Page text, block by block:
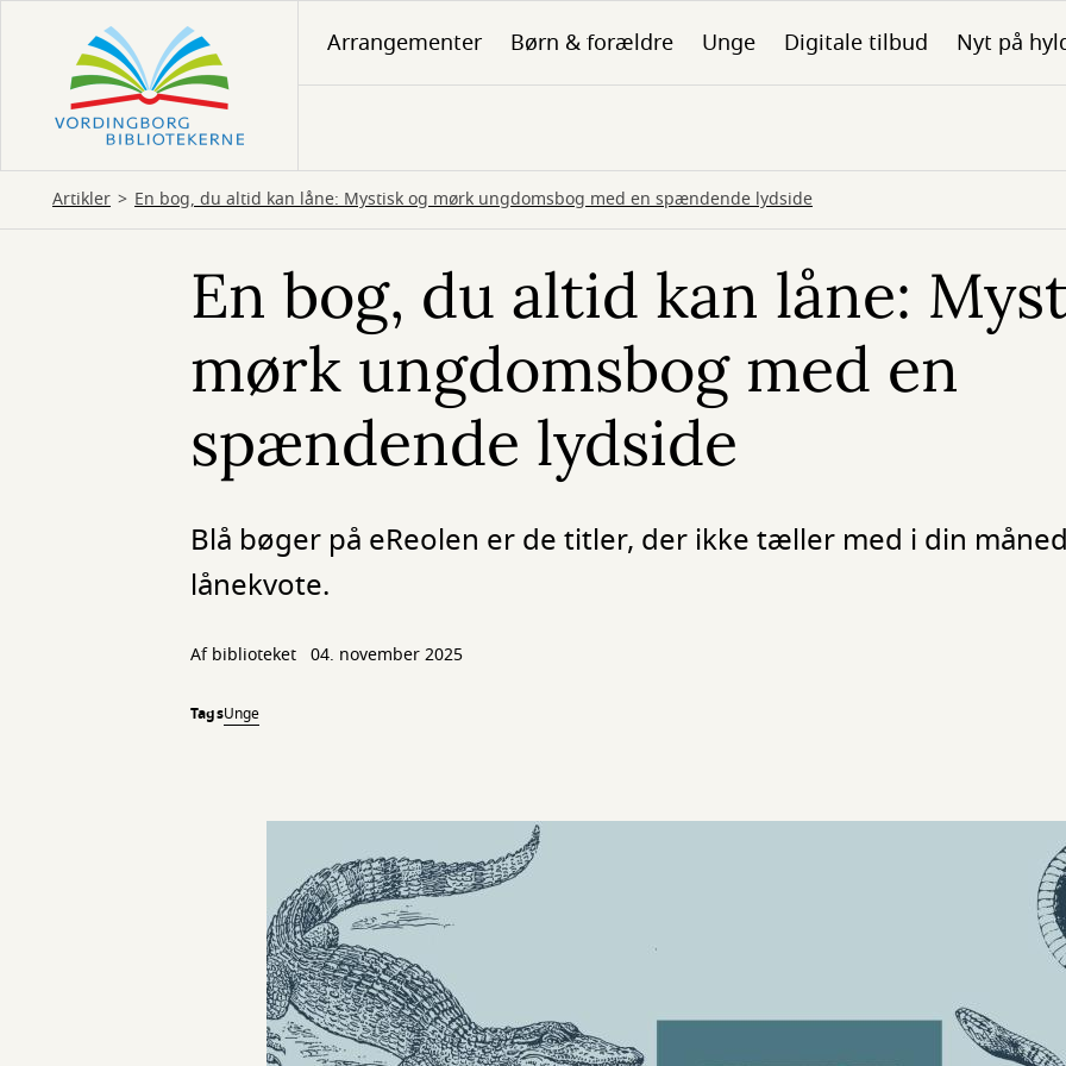
hovedindhold
Arrangementer Børn & forældre Unge Digitale tilbud Nyt på
Artikler En bog, du altid kan låne: Mystisk og mørk ungdomsbog med en spændende lydside
En bog, du altid kan låne:
mørk ungdomsbog med en
spændende lydside
Blå bøger på eReolen er de titler, der ikke tæller med i din
lånekvote.
Af biblioteket 04. november 2025
TagsUnge